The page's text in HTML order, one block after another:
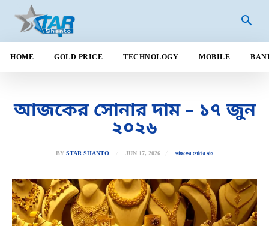
HOME GOLD PRICE TECHNOLOGY MOBILE
আজকের সোনার দাম – ১৭ জুন
২০২৬
BY STAR SHANTO JUN 17, 2026 আজকের সোনার দাম